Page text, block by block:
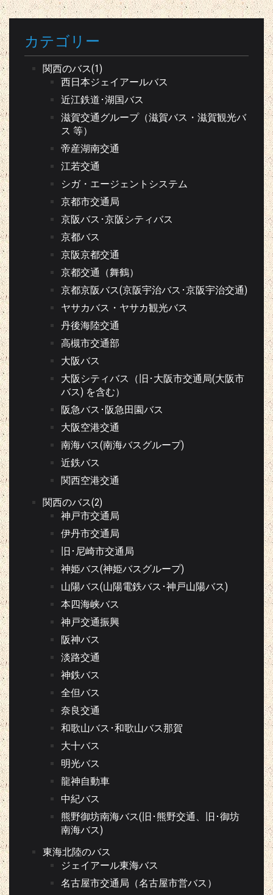
カテゴリー
関西のバス(1)
西日本ジェイアールバス
近江鉄道･湖国バス
滋賀交通グループ（滋賀バス・滋賀観光バ
ス 等）
帝産湖南交通
江若交通
シガ・エージェントシステム
京都市交通局
京阪バス･京阪シティバス
京都バス
京阪京都交通
京都交通（舞鶴）
京都京阪バス(京阪宇治バス･京阪宇治交通)
ヤサカバス・ヤサカ観光バス
丹後海陸交通
高槻市交通部
大阪バス
大阪シティバス（旧･大阪市交通局(大阪市
バス) を含む）
阪急バス･阪急田園バス
大阪空港交通
南海バス(南海バスグループ)
近鉄バス
関西空港交通
関西のバス(2)
神戸市交通局
伊丹市交通局
旧･尼崎市交通局
神姫バス(神姫バスグループ)
山陽バス(山陽電鉄バス･神戸山陽バス)
本四海峡バス
神戸交通振興
阪神バス
淡路交通
神鉄バス
全但バス
奈良交通
和歌山バス･和歌山バス那賀
大十バス
明光バス
龍神自動車
中紀バス
熊野御坊南海バス(旧･熊野交通、旧･御坊
南海バス)
東海北陸のバス
ジェイアール東海バス
名古屋市交通局（名古屋市営バス）